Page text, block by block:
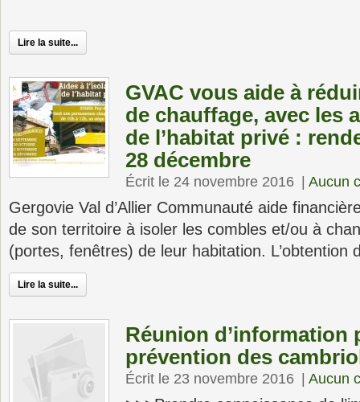
Lire la suite...
GVAC vous aide à
de chauffage, avec les
de l’habitat privé :
28 décembre
Écrit le 24 novembre 2016 Aucun
Gergovie Val d’Allier Communauté aide
de son territoire à isoler les combles et/ou à
(portes, fenêtres) de leur habitation.
Lire la suite...
Réunion d’information
prévention des
Écrit le 23 novembre 2016 Aucun